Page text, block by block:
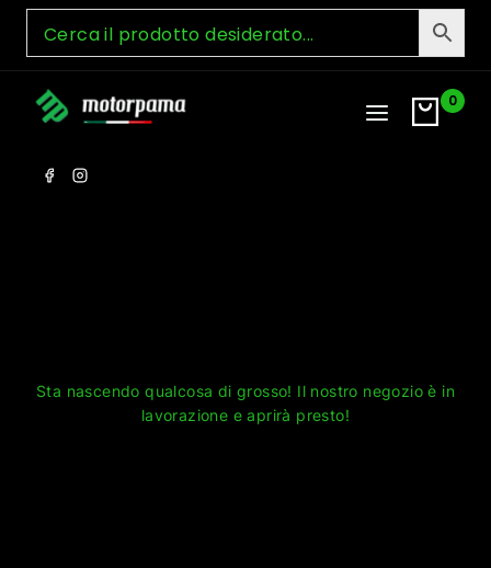
Skip
content
0
Sta nascendo qualcosa di grosso! Il nostro negozio è in
lavorazione e aprirà presto!